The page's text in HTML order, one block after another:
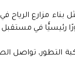
مزارع الرياح
رئيسيًّا في مستقبل
التطور،